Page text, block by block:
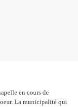
en cours de
La municipalité qui